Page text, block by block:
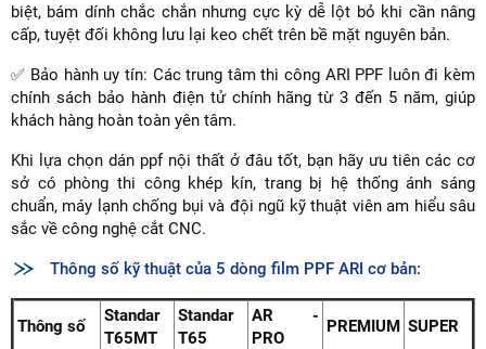
biệt, bám dính chắc chắn nhưng cực kỳ dễ lột bỏ khi cần nâng
cấp, tuyệt đối không lưu lại keo chết trên bề mặt nguyên bản.
✅ Bảo hành uy tín: Các trung tâm thi công ARI PPF luôn đi kèm
chính sách bảo hành điện tử chính hãng từ 3 đến 5 năm, giúp
khách hàng hoàn toàn yên tâm.
Khi lựa chọn dán ppf nội thất ở đâu tốt, bạn hãy ưu tiên các cơ
sở có phòng thi công khép kín, trang bị hệ thống ánh sáng
chuẩn, máy lạnh chống bụi và đội ngũ kỹ thuật viên am hiểu sâu
sắc về công nghệ cắt CNC.
Thông số kỹ thuật của 5 dòng film PPF ARI cơ bản:
Thông số
Standar
T65MT
Standar
T65
AR -
PRO
PREMIUM SUPER